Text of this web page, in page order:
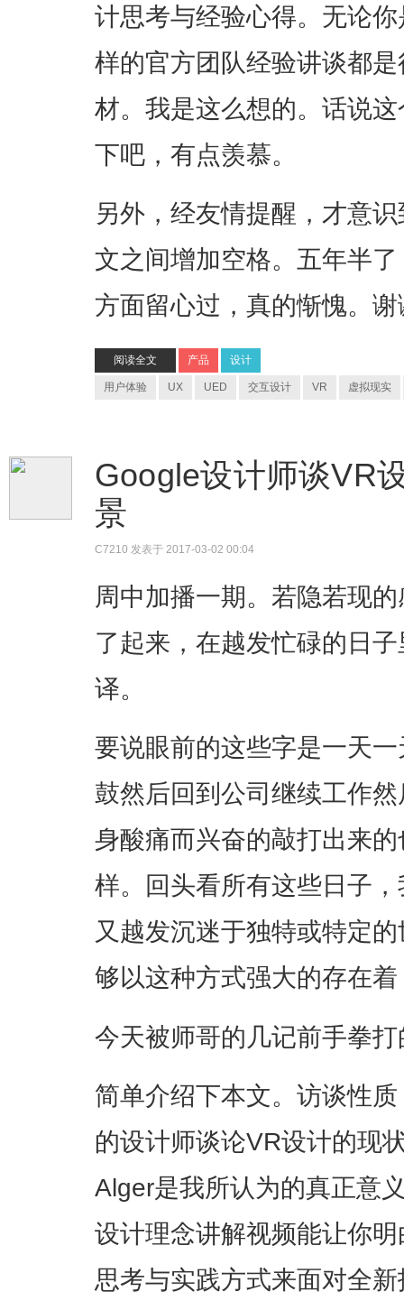
计思考与经验心得。无论
样的官方团队经验讲谈都
材。我是这么想的。话说
下吧，有点羡慕。
另外，经友情提醒，才意
文之间增加空格。五年半
方面留心过，真的惭愧。
阅读全文 产品 设计
用户体验 UX UED 交互设计 VR 虚拟现实
Google设计师谈VR
景
C7210 发表于 2017-03-02 00:04
周中加播一期。若隐若现
了起来，在越发忙碌的日
译。
要说眼前的这些字是一天
鼓然后回到公司继续工作
身酸痛而兴奋的敲打出来
样。回头看所有这些日子
又越发沉迷于独特或特定
够以这种方式强大的存在
今天被师哥的几记前手拳
简单介绍下本文。访谈性
的设计师谈论VR设计的现
Alger是我所认为的真正意
设计理念讲解视频能让你
思考与实践方式来面对全